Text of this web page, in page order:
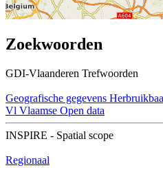
Zoekwoorden
GDI-Vlaanderen Trefwoorden
Geografische gegevens
Vl Vlaamse Open data
INSPIRE - Spatial scope
Regionaal